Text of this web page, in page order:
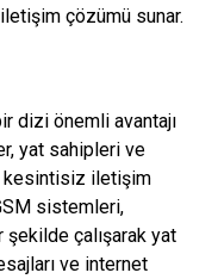
çözümü sunar.
dizi önemli avantajı
yat sahipleri ve
kesintisiz iletişim
sistemleri,
çalışarak yat
ve internet